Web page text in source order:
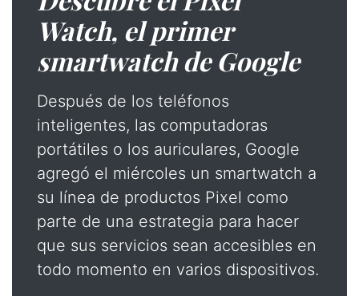
Watch, el primer
smartwatch de Google
Después de los teléfonos
inteligentes, las computadoras
portátiles o los auriculares, Google
agregó el miércoles un smartwatch a
su línea de productos Pixel como
parte de una estrategia para hacer
que sus servicios sean accesibles en
todo momento en varios dispositivos.